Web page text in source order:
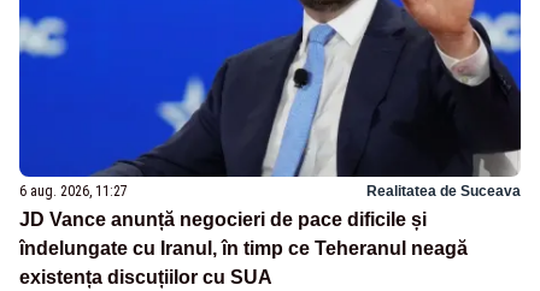
6 aug. 2026, 11:27 Realitatea de Suceava
JD Vance anunță negocieri de pace dificile și
îndelungate cu Iranul, în timp ce Teheranul neagă
existența discuțiilor cu SUA